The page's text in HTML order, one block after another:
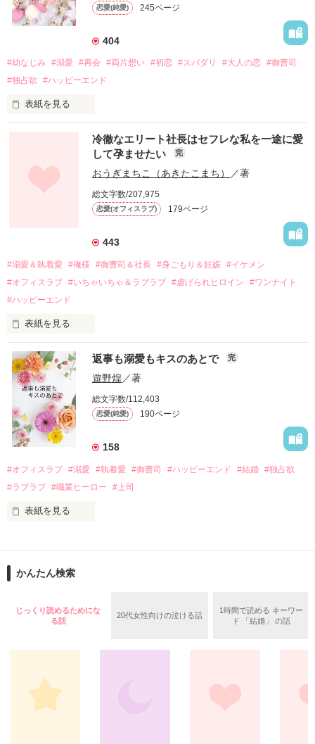
恋愛(純愛) 245ページ
404
#幼なじみ #溺愛 #再会 #両片想い #初恋 #スパダリ #大人の恋 #御曹司
#独占欲
#ハッピーエンド
表紙を見る
幼なじみの哲平に淡い恋心を抱いていた美桜。
しかし、ある出来事をきっかけに二人の関係は壊れてしまう。
関係修復もできないまま、美桜は両親の離婚によって
引っ越すことになり、哲平とも離れ離れになった。
それから約十二年後。
過去の傷から、二度と会いたくないと思っていた哲平に
運命のような再会を果たす。
酔った勢いで一夜を共にしてしまった。
さらに、美桜が初めてだと知った哲平は
『責任をとる、結婚しよう』と真っ直ぐに告げてきた。
戸惑う美桜とは裏腹に、好きという気持ちを隠すことなく
甘やかしてくる。
そんなある日、哲平は美桜がストーカー被害に
遭っていることを知る。
美桜を守るため、哲平は同居を提案してきて――。
夏木美桜(なつきみお)
鳴海哲平 (なるみてっぺい)
2026.6.5～2026.7.25
＊以前、公開していた話の改稿版です＊
冷徹なエリート社長はセフレな私を一途に愛
して孕ませたい
完
おうぎまちこ（あきたこまち） ／著
総文字数/207,975
恋愛(オフィスラブ) 179ページ
443
#溺愛＆執着愛 #俺様 #御曹司＆社長 #身ごもり＆妊娠 #イケメン
#オフィスラブ #いちゃいちゃ＆ラブラブ #虐げられヒロイン
#ワンナイト
#ハッピーエンド
表紙を見る
おかしな噂を流されて前の職場でうまくいかなかった梅田美
桜は、海外で傷心旅行をしていたところ、日本人美青年と出会
い、酒の勢いもあり一夜限りの関係となる。
帰国後、美桜は新しい職場でワンナイトした美青年と再会。
なんと彼の正体は、とある財閥御曹司にも関わらず、一族を離
れて起業した新進気鋭の実業家、社内でも冷徹だと評判な社長
――御影恭司その人だったのだ――！
なぜか恭司から飼い猫の世話係を命じられた美桜は、猫の世
の関係となってしまい――？
返事も溺愛もキスのあとで 完
遊野煌 ／著
総文字数/112,403
恋愛(純愛) 190ページ
158
#オフィスラブ #溺愛 #執着愛 #御曹司 #ハッピーエンド #結婚 #独占欲
#ラブラブ #職業ヒーロー #上司
表紙を見る
ションの企画戦略室で働いている。
めた、同期で恋人の石垣守（26）がいるのだが、後輩の姫原由
守と由羅から『便利屋雛子』と馬鹿にされ、一人こっそり泣い
鷹哉『宜しくな、俺の雛子』🦅
雛子『俺の……ひぃ、雛子？！！！』🐥
かんたん検索
じっくり読めるためにな
る話
20代女性向けの泣ける話
1時間で読める キーワー
ド 「結婚」 の話